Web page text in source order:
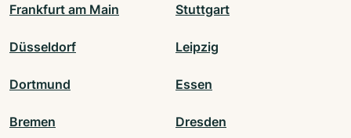
Frankfurt am Main Stuttgart
Düsseldorf Leipzig
Dortmund Essen
Bremen Dresden